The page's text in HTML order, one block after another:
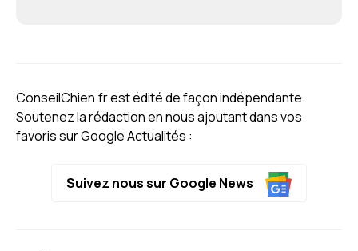
ConseilChien.fr est édité de façon indépendante.
Soutenez la rédaction en nous ajoutant dans vos
favoris sur Google Actualités :
Suivez nous sur Google News